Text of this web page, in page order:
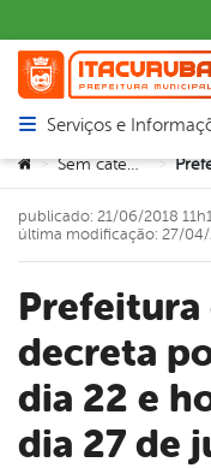
Abrir menu principal
Serviços e
Você está aqui:
> Sem categoria >
Prefeitura de Itacuruba
decreta
dia 22 e
dia 27 de
publicado: 21/06/2018
última modificação: 27/04/